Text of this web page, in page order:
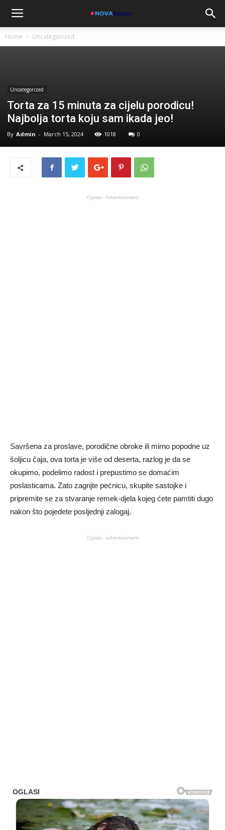
Home Uncategorized
Uncategorized
Torta za 15 minuta za cijelu porodicu!
Najbolja torta koju sam ikada jeo!
By Admin - March 15, 2024 1018 0
Oglasi - Advertisement
Savršena za proslave, porodične obroke ili mirno popodne uz
šoljicu čaja, ova torta je više od deserta, razlog je da se
okupimo, podelimo radost i prepustimo se domaćim
poslasticama. Zato zagrijte pećnicu, skupite sastojke i
pripremite se za stvaranje remek-djela kojeg ćete pamtiti dugo
nakon što pojedete posljednji zalogaj.
Oglasi - advertisement